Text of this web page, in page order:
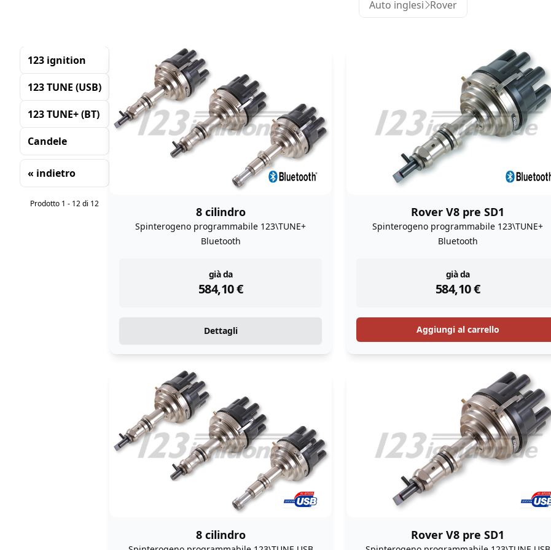
Auto inglesi Rover
123 ignition
123 TUNE (USB)
123 TUNE+ (BT)
Candele
« indietro
Ordinamento
Prodotto 1 - 12 di 12
8 cilindro
Spinterogeno programmabile 123\TUNE+
Bluetooth
già da
584,10€
instock
Dettagli
Rover V8 pre SD1
Spinterogeno programmabile 123\TUNE+
Bluetooth
già da
584,10€
instock
Aggiungi al carrello
8 cilindro Rover V8 pre SD1